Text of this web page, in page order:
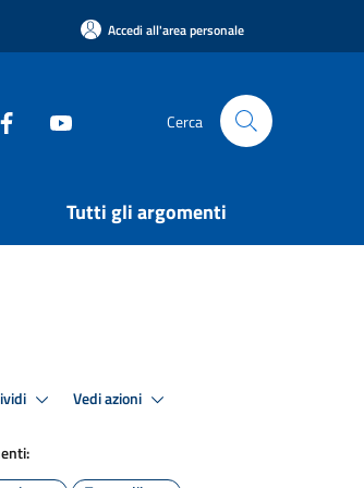
Accedi all'area personale
Cerca
Tutti gli argomenti
Vedi azioni